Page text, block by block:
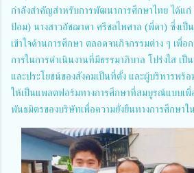
กำลังสำคัญสำหรับการพัฒนาการศึกษาไทย ได้แก่
ป้อม) นางสาวอัชฌาดา ศรีชลไพศาล (พี่ดา) ซึ่งเ
เข้าใจด้านการศึกษา ตลอดจนกิจกรรมต่าง ๆ เพื่
การในการดำเนินงานที่มีธรรมาภิบาล โปร่งใส เ
และประโยชน์ของสังคมเป็นที่ตั้ง และผู้บริหารพ
ให้เป็นแพลตฟอร์มทางการศึกษาที่สมบูรณ์แบบเพื่
พันธมิตรของบริษัทเพื่อความยั่งยืนทางการศึกษาใ